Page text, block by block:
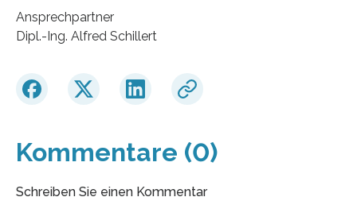
Ansprechpartner
Dipl.-Ing. Alfred Schillert
Kommentare (0)
Schreiben Sie einen Kommentar